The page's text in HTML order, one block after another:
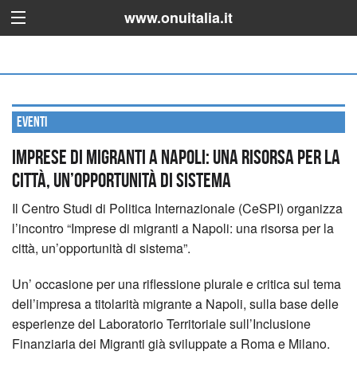
www.onuitalia.it
Eventi
IMPRESE DI MIGRANTI A NAPOLI: una risorsa per la
città, un’opportunità di sistema
Il Centro Studi di Politica Internazionale (CeSPI) organizza
l’incontro “Imprese di migranti a Napoli: una risorsa per la
città, un’opportunità di sistema”.
Un’ occasione per una riflessione plurale e critica sul tema
dell’impresa a titolarità migrante a Napoli, sulla base delle
esperienze del Laboratorio Territoriale sull’Inclusione
Finanziaria dei Migranti già sviluppate a Roma e Milano.